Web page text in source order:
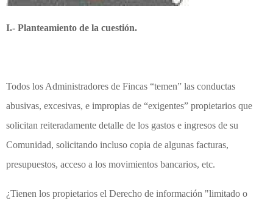
I.- Planteamiento de la cuestión.
Todos los Administradores de Fincas “temen” las conductas
abusivas, excesivas, e impropias de “exigentes” propietarios que
solicitan reiteradamente detalle de los gastos e ingresos de su
Comunidad, solicitando incluso copia de algunas facturas,
presupuestos, acceso a los movimientos bancarios, etc.
¿Tienen los propietarios el Derecho de información "limitado o